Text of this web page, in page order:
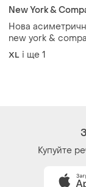
New York &
Нова
new york &
коралового
великого розміру
XL і ще 1
Купуйте